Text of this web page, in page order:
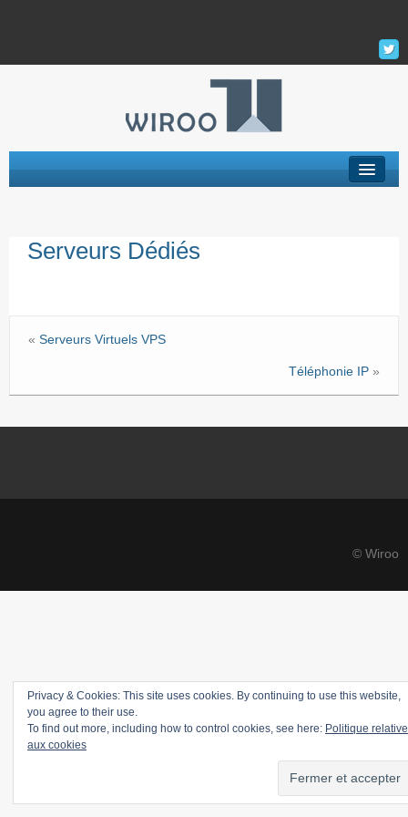
Serveur Privé Virtuel – VPS
Mon Compte
Serveurs Dédiés
« Serveurs Virtuels VPS
Téléphonie IP »
© Wiroo
Privacy & Cookies: This site uses cookies. By continuing to use this website,
you agree to their use.
To find out more, including how to control cookies, see here: Politique relative
aux cookies